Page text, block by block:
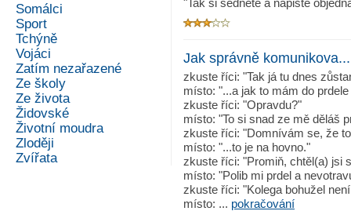
Somálci
Sport
Tchýně
Vojáci
Zatím nezařazené
Ze školy
Ze života
Židovské
Životní moudra
Zloději
Zvířata
"Tak si sedněte a napište
Jak správně komunikova...
zkuste říci: "Tak já tu dnes
místo: "...a jak to mám do
zkuste říci: "Opravdu?"
místo: "To si snad ze mě děláš
zkuste říci: "Domnívám se, že
místo: "...to je na hovno."
zkuste říci: "Promiň, chtěl(a) jsi
místo: "Polib mi prdel a
zkuste říci: "Kolega bohužel
místo: ... pokračování